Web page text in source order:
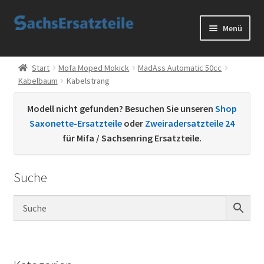
Zur
Zum
Menü
Start
AGB
Datenschutzerklärung
Kontakt
Sachs Ersatzteile
Start Mofa Moped Mokick
MadAss Automatic 50cc
Kabelbaum
Kabelstrang
Modell nicht gefunden? Besuchen Sie unseren Shop
Saxonette-Ersatzteile oder Zweiradersatzteile 24
für Mifa / Sachsenring Ersatzteile.
Suche